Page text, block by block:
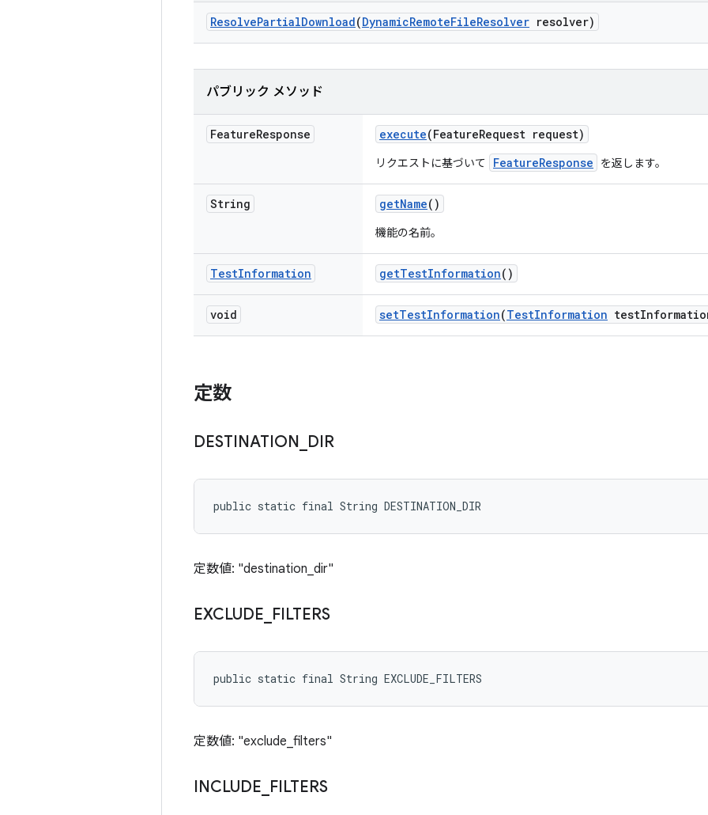
ResolvePartialDownload(DynamicRemoteFileResolver resolver)
パブリック メソッド
FeatureResponse execute(FeatureRequest request)
リクエストに基づいて FeatureResponse を返します。
String getName()
機能の名前。
TestInformation getTestInformation()
void setTestInformation(TestInformation test
定数
DESTINATION DIR
public static final String DESTINATION_DIR
定数値: "destination_dir"
EXCLUDE FILTERS
public static final String EXCLUDE_FILTERS
定数値: "exclude_filters"
INCLUDE FILTERS